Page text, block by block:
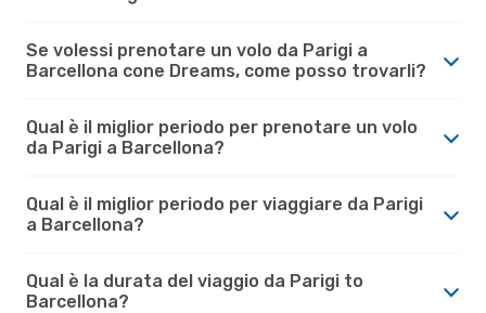
Se volessi prenotare un volo da Parigi a
Barcellona cone Dreams, come posso trovarli?
Qual è il miglior periodo per prenotare un volo
da Parigi a Barcellona?
Qual è il miglior periodo per viaggiare da Parigi
a Barcellona?
Qual è la durata del viaggio da Parigi to
Barcellona?